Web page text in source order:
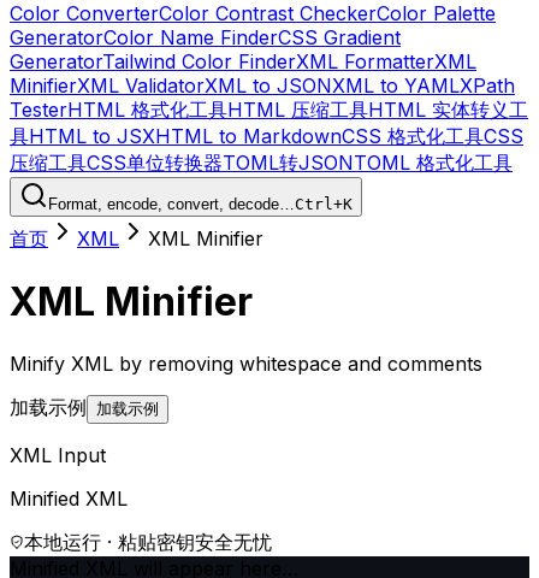
Color ConverterColor Contrast CheckerColor Palette
GeneratorColor Name FinderCSS Gradient
GeneratorTailwind Color FinderXML FormatterXML
MinifierXML ValidatorXML to JSONXML to YAMLXPath
TesterHTML 格式化工具HTML 压缩工具HTML 实体转义工
具HTML to JSXHTML to MarkdownCSS 格式化工具CSS
压缩工具CSS单位转换器TOML转JSONTOML 格式化工具
Format, encode, convert, decode…Ctrl+K
首页 XML XML Minifier
XML Minifier
Minify XML by removing whitespace and comments
加载示例
加载示例
XML Input
Minified XML
本地运行 · 粘贴密钥安全无忧